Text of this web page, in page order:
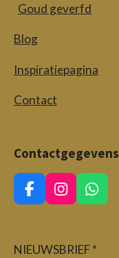
Goud geverfd
Blog
Inspiratiepagina
Contact
Contactgegevens
F
a
b
I
n
a
W
h
s
NIEUWSBRIEF *